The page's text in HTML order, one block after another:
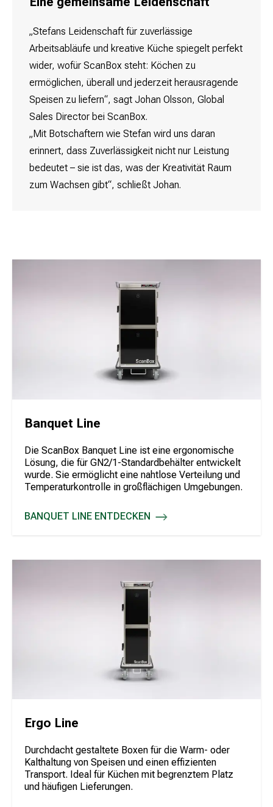
„Stefans Leidenschaft für zuverlässige
Arbeitsabläufe und kreative Küche spiegelt perfekt
wider, wofür ScanBox steht: Köchen zu
ermöglichen, überall und jederzeit herausragende
Speisen zu liefern“, sagt Johan Olsson, Global
Sales Director bei ScanBox.
„Mit Botschaftern wie Stefan wird uns daran
erinnert, dass Zuverlässigkeit nicht nur Leistung
bedeutet – sie ist das, was der Kreativität Raum
zum Wachsen gibt“, schließt Johan.
Banquet Line
Die ScanBox Banquet Line ist eine ergonomische
Lösung, die für GN2/1-Standardbehälter entwickelt
wurde. Sie ermöglicht eine nahtlose Verteilung und
Temperaturkontrolle in großflächigen Umgebungen.
BANQUET LINE ENTDECKEN
BANQUET LINE
Ergo Line
Durchdacht gestaltete Boxen für die Warm- oder
Kalthaltung von Speisen und einen effizienten
Transport. Ideal für Küchen mit begrenztem Platz
und häufigen Lieferungen.